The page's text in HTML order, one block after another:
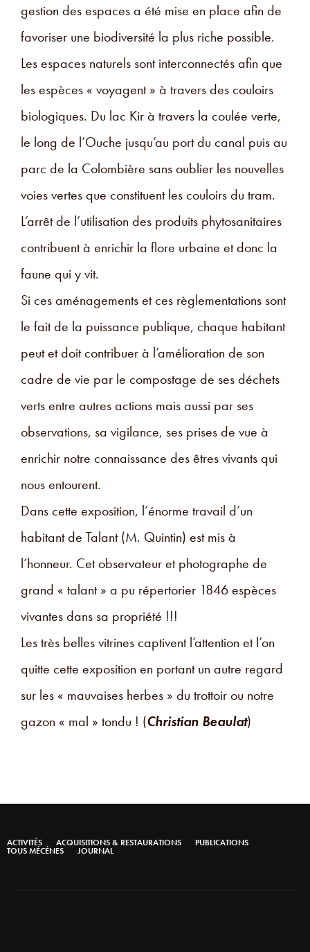
gestion des espaces a été mise en place afin de
favoriser une biodiversité la plus riche possible.
Les espaces naturels sont interconnectés afin que
les espèces « voyagent » à travers des couloirs
biologiques. Du lac Kir à travers la coulée verte,
le long de l’Ouche jusqu’au port du canal puis au
parc de la Colombière sans oublier les nouvelles
voies vertes que constituent les couloirs du tram.
L’arrêt de l’utilisation des produits phytosanitaires
contribuent à enrichir la flore urbaine et donc la
faune qui y vit.
Si ces aménagements et ces règlementations sont
le fait de la puissance publique, chaque habitant
peut et doit contribuer à l’amélioration de son
cadre de vie par le compostage de ses déchets
verts entre autres actions mais aussi par ses
observations, sa vigilance, ses prises de vue à
enrichir notre connaissance des êtres vivants qui
nous entourent.
Dans cette exposition, l’énorme travail d’un
habitant de Talant (M. Quintin) est mis à
l’honneur. Cet observateur et photographe de
grand « talant » a pu répertorier 1846 espèces
vivantes dans sa propriété !!!
Les très belles vitrines captivent l’attention et l’on
quitte cette exposition en portant un autre regard
sur les « mauvaises herbes » du trottoir ou notre
gazon « mal » tondu ! (Christian Beaulat)
ACTIVITÉS ACQUISITIONS & RESTAURATIONS PUBLICATIONS
TOUS MÉCÉNES JOURNAL